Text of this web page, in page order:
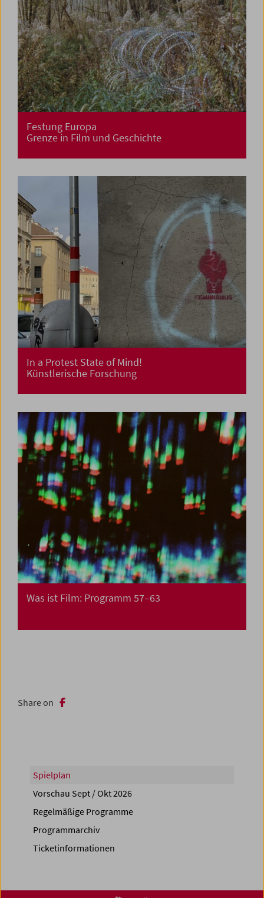
Festung Europa
Grenze in Film und Geschichte
In a Protest State of Mind!
Künstlerische Forschung
Was ist Film: Programm 57–63
Share on
Spielplan
Vorschau Sept / Okt 2026
Regelmäßige Programme
Programmarchiv
Ticketinformationen